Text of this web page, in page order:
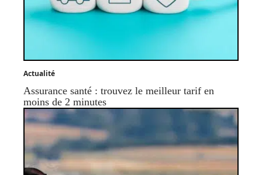
Actualité
Assurance santé : trouvez le meilleur tarif en
moins de 2 minutes